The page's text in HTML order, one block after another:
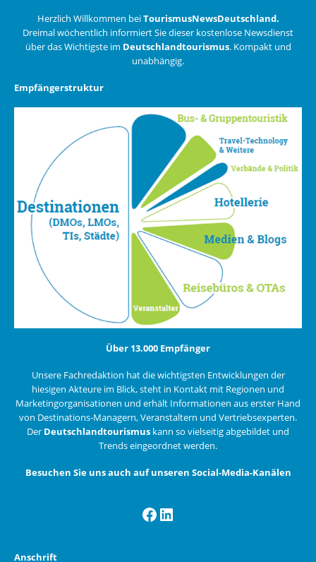
Herzlich Willkommen beiTourismusNewsDeutschland.
Dreimal wöchentlich informiert Sie dieser kostenlose Newsdienst
über das Wichtigste im Deutschlandtourismus. Kompakt und
unabhängig.
Empfängerstruktur
Über 13.000 Empfänger
Unsere Fachredaktion hat die wichtigsten Entwicklungen der
hiesigen Akteure im Blick, steht in Kontakt mit Regionen und
Marketingorganisationen und erhält Informationen aus erster Hand
von Destinations-Managern, Veranstaltern und Vertriebsexperten.
Der Deutschlandtourismus kann so vielseitig abgebildet und
Trends eingeordnet werden.
Besuchen Sie uns auch auf unseren Social-Media-Kanälen
Facebook
LinkedIn
Anschrift